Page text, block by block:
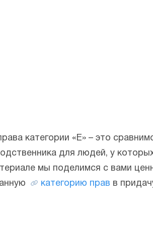
категории «Е» – это
для людей, у
мы поделимся с вами
категорию прав в